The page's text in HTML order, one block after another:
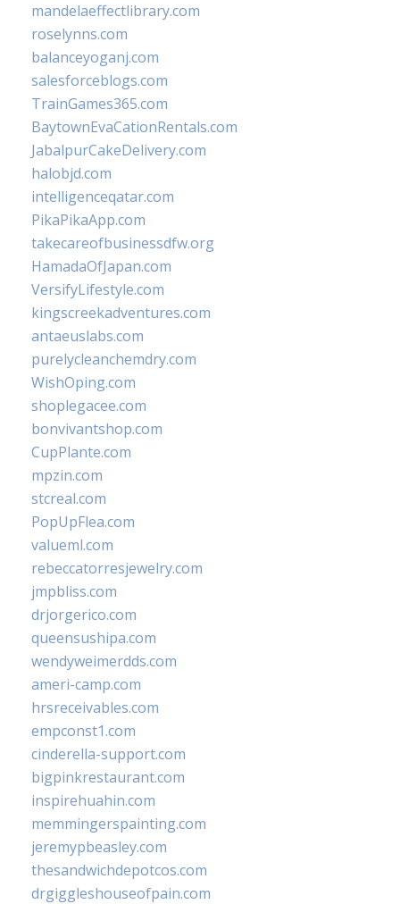
mandelaeffectlibrary.com
roselynns.com
balanceyoganj.com
salesforceblogs.com
TrainGames365.com
BaytownEvaCationRentals.com
JabalpurCakeDelivery.com
halobjd.com
intelligenceqatar.com
PikaPikaApp.com
takecareofbusinessdfw.org
HamadaOfJapan.com
VersifyLifestyle.com
kingscreekadventures.com
antaeuslabs.com
purelycleanchemdry.com
WishOping.com
shoplegacee.com
bonvivantshop.com
CupPlante.com
mpzin.com
stcreal.com
PopUpFlea.com
valueml.com
rebeccatorresjewelry.com
jmpbliss.com
drjorgerico.com
queensushipa.com
wendyweimerdds.com
ameri-camp.com
hrsreceivables.com
empconst1.com
cinderella-support.com
bigpinkrestaurant.com
inspirehuahin.com
memmingerspainting.com
jeremypbeasley.com
thesandwichdepotcos.com
drgiggleshouseofpain.com